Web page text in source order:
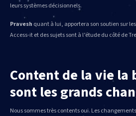
leurs systèmes décisionnels.
Pravesh quant à lui, apportera son soutien sur
Access-it et des sujets sont à l’étude du côté de
Content de la vie la
sont les grands
Nous sommes très contents oui. Les